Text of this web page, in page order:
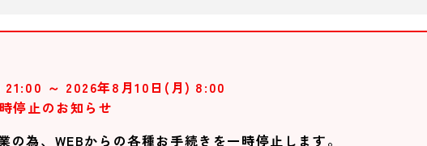
21:00 ～ 2026年8月10日(月) 8:00
停止のお知らせ
の為、WEBからの各種お手続きを一時停止します。